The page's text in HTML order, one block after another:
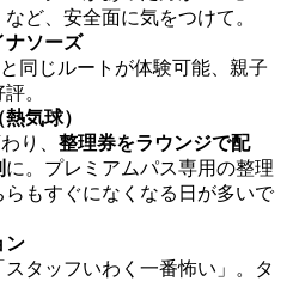
ど、安全面に気をつけて。
ナソーズ
同じルートが体験可能、親子
。
気球）
り、 整理券をラウンジで配
に。プレミアムパス専用の整理
もすぐになくなる日が多いで
ン
タッフいわく一番怖い」。タ